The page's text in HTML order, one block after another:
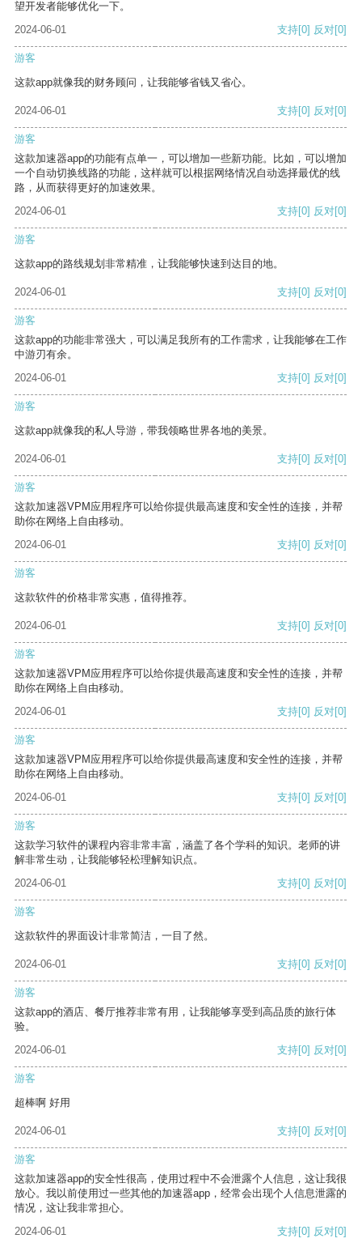
望开发者能够优化一下。
2024-06-01
支持[0] 反对[0]
游客
这款app就像我的财务顾问，让我能够省钱又省心。
2024-06-01 支持[0] 反对[0]
游客
这款加速器app的功能有点单一，可以增加一些新功能。比如，可以增加
一个自动切换线路的功能，这样就可以根据网络情况自动选择最优的线
路，从而获得更好的加速效果。
2024-06-01
支持[0] 反对[0]
游客
这款app的路线规划非常精准，让我能够快速到达目的地。
2024-06-01 支持[0] 反对[0]
游客
这款app的功能非常强大，可以满足我所有的工作需求，让我能够在工作
中游刃有余。
2024-06-01
支持[0] 反对[0]
游客
这款app就像我的私人导游，带我领略世界各地的美景。
2024-06-01 支持[0] 反对[0]
游客
这款加速器VPM应用程序可以给你提供最高速度和安全性的连接，并帮
助你在网络上自由移动。
2024-06-01
支持[0] 反对[0]
游客
这款软件的价格非常实惠，值得推荐。
2024-06-01 支持[0] 反对[0]
游客
这款加速器VPM应用程序可以给你提供最高速度和安全性的连接，并帮
助你在网络上自由移动。
2024-06-01
支持[0] 反对[0]
游客
这款加速器VPM应用程序可以给你提供最高速度和安全性的连接，并帮
助你在网络上自由移动。
2024-06-01
支持[0] 反对[0]
游客
这款学习软件的课程内容非常丰富，涵盖了各个学科的知识。老师的讲
解非常生动，让我能够轻松理解知识点。
2024-06-01
支持[0] 反对[0]
游客
这款软件的界面设计非常简洁，一目了然。
2024-06-01 支持[0] 反对[0]
游客
这款app的酒店、餐厅推荐非常有用，让我能够享受到高品质的旅行体
验。
2024-06-01
支持[0] 反对[0]
游客
超棒啊 好用
2024-06-01 支持[0] 反对[0]
游客
这款加速器app的安全性很高，使用过程中不会泄露个人信息，这让我很
放心。我以前使用过一些其他的加速器app，经常会出现个人信息泄露的
情况，这让我非常担心。
2024-06-01
支持[0] 反对[0]